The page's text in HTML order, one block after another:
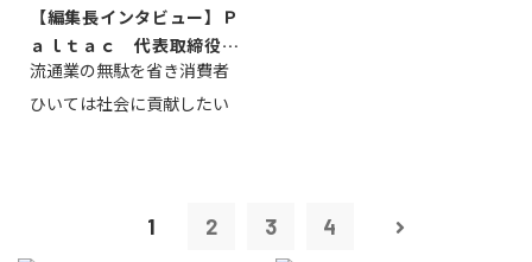
【編集長インタビュー】Ｐ
ａｌｔａｃ 代表取締役会
長三木田國夫
流通業の無駄を省き消費者
ひいては社会に貢献したい
1 2 3 4